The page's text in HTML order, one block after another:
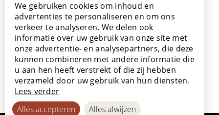
Onze showroom
Onze verkooppunten
Met de steun van
GERMAN
SPANISH
We gebruiken cookies om inhoud en
advertenties te personaliseren en om ons
verkeer te analyseren. We delen ook
informatie over uw gebruik van onze site met
onze advertentie- en analysepartners, die deze
kunnen combineren met andere informatie die
u aan hen heeft verstrekt of die zij hebben
verzameld door uw gebruik van hun diensten.
Lees verder
Alles accepteren
Alles afwijzen